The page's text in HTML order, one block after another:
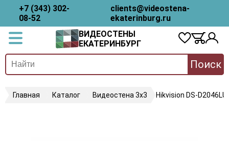
+7 (343) 302-
08-52
clients@videostena-
ekaterinburg.ru
ВИДЕОСТЕНЫ
ЕКАТЕРИНБУРГ
Поиск
Главная Каталог Видеостена 3х3 Hikvision DS-